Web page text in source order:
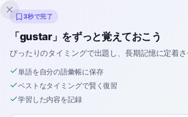
Inklingo
辞書
ホーム›スペイン語
3秒で完了
「gustar」をずっと覚えておこう
ぴったりのタイミングで出題し、長期記憶に定着さ
単語を自分の語彙帳に保存
ベストなタイミングで賢く復習
学習した内容を記録